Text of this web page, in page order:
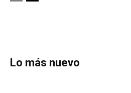
Lo más nuevo